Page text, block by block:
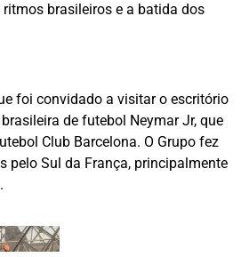
brasileiros e a batida dos
foi convidado a visitar o escritório
de futebol Neymar Jr, que
Club Barcelona. O Grupo fez
pelo Sul da França, principalmente